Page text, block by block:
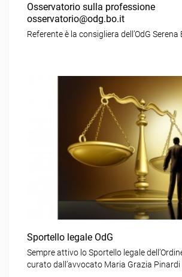
Osservatorio sulla professione
osservatorio@odg.bo.it
Referente è la consigliera dell’OdG Serena
Sportello legale OdG
Sempre attivo lo Sportello legale
curato dall’avvocato Maria Grazia Pinardi